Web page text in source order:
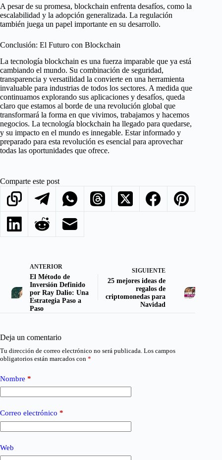
A pesar de su promesa, blockchain enfrenta desafíos, como la
escalabilidad y la adopción generalizada. La regulación
también juega un papel importante en su desarrollo.
Conclusión: El Futuro con Blockchain
La tecnología blockchain es una fuerza imparable que ya está
cambiando el mundo. Su combinación de seguridad,
transparencia y versatilidad la convierte en una herramienta
invaluable para industrias de todos los sectores. A medida que
continuamos explorando sus aplicaciones y desafíos, queda
claro que estamos al borde de una revolución global que
transformará la forma en que vivimos, trabajamos y hacemos
negocios. La tecnología blockchain ha llegado para quedarse,
y su impacto en el mundo es innegable. Estar informado y
preparado para esta revolución es esencial para aprovechar
todas las oportunidades que ofrece.
Comparte este post
ANTERIOR
El Método de
Inversión Definido
por Ray Dalio: Una
Estrategia Paso a
Paso
SIGUIENTE
25 mejores ideas de
regalos de
criptomonedas para
Navidad
Deja un comentario
Tu dirección de correo electrónico no será publicada. Los campos
obligatorios están marcados con *
Nombre *
Correo electrónico *
Web